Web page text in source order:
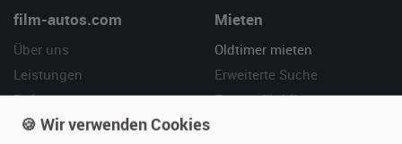
film-autos.com
Über uns
Leistungen
Referenzen
Kundenmeinungen
Mieten
Oldtimer mieten
Erweiterte Suche
Fragen für Mieter
🍪 Wir verwenden Cookies